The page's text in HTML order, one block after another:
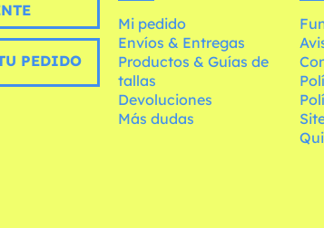
PEDIDO
Mi pedido
Envíos & Entregas
Productos & Guías de
tallas
Devoluciones
Más dudas